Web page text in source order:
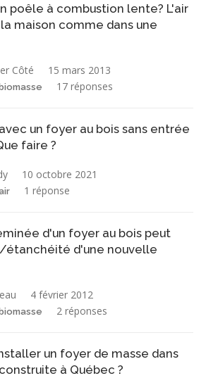
poêle à combustion lente? L'air
maison comme dans une
Côté 15 mars 2013
17 réponses
un foyer au bois sans entrée
faire ?
10 octobre 2021
1 réponse
d'un foyer au bois peut
étanchéité d'une nouvelle
4 février 2012
2 réponses
un foyer de masse dans
à Québec ?